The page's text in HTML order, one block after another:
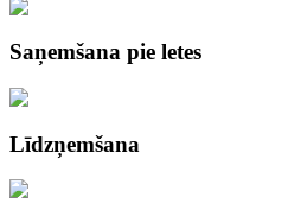
Saņemšana pie letes
Līdzņemšana